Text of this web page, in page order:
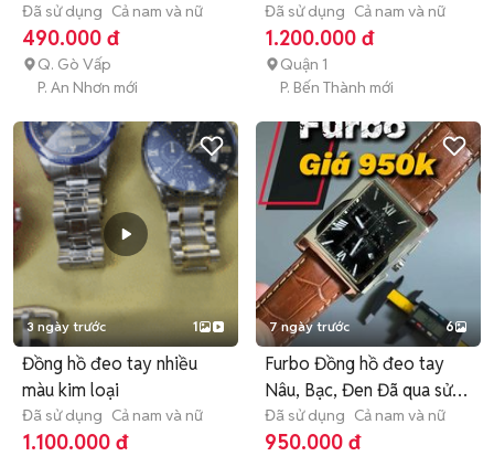
Đã sử dụng Cả nam và nữ
490.000 đ
Q. Gò Vấp
P. An Nhơn mới
Đã sử dụng Cả nam và nữ
1.200.000 đ
Quận 1
P. Bến Thành mới
3 ngày trước 1
Đồng hồ đeo tay nhiều
màu kim loại
Đã sử dụng Cả nam và nữ
1.100.000 đ
7 ngày trước 6
Furbo Đồng hồ đeo tay
Nâu, Bạc, Đen Đã qua sử
dụng
Đã sử dụng Cả nam và nữ
950.000 đ